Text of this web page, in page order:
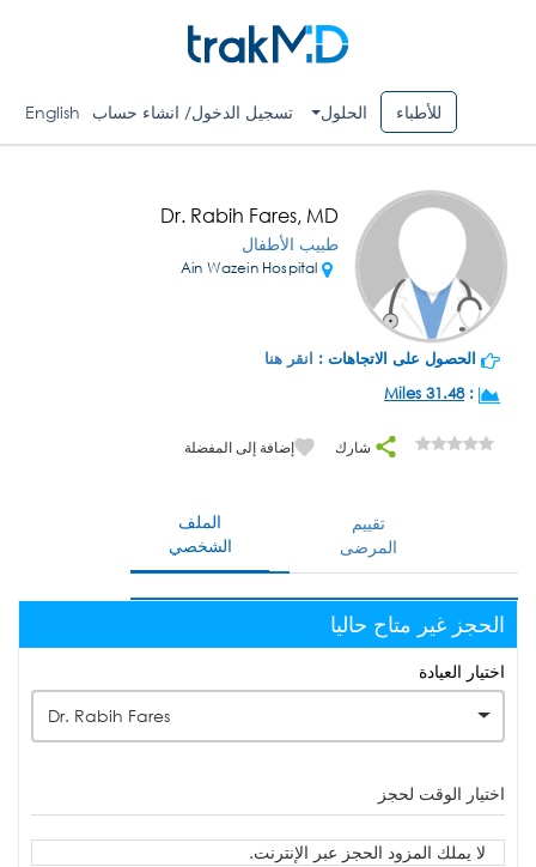
للأطباء الحلول تسجيل الدخول/ انشاء حساب English
Dr. Rabih Fares, MD
طبيب الأطفال
الحصول على الاتجاهات : انقر هنا
:
31.48 Miles
شارك إضافة إلى المفضلة
الملف
الشخصي
تقييم
المرضى
الحجز غير متاح حاليا
اختيار العيادة
Dr. Rabih Fares
اختيار الوقت لحجز
لا يملك المزود الحجز عبر الإنترنت.